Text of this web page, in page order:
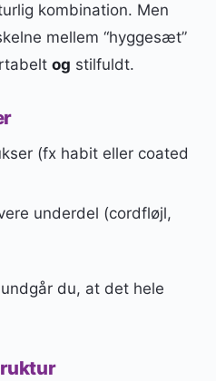
kombination. Men
mellem “hyggesæt”
og stilfuldt.
(fx habit eller coated
underdel (cordfløjl,
du, at det hele